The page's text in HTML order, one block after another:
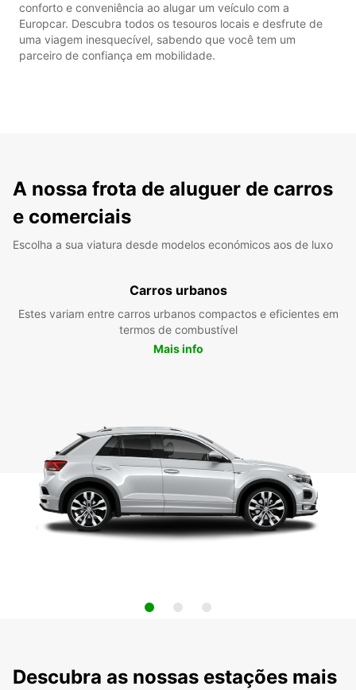
conforto e conveniência ao alugar um veículo com a
Europcar. Descubra todos os tesouros locais e desfrute de
uma viagem inesquecível, sabendo que você tem um
parceiro de confiança em mobilidade.
A nossa frota de aluguer de carros
e comerciais
Escolha a sua viatura desde modelos económicos aos de luxo
Carros urbanos
Estes variam entre carros urbanos compactos e eficientes em
termos de combustível
Mais info
Descubra as nossas estações mais